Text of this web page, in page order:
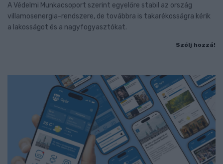
A Védelmi Munkacsoport szerint egyelőre stabil az ország
villamosenergia-rendszere, de továbbra is takarékosságra kérik
a lakosságot és a nagyfogyasztókat.
Szólj hozzá!